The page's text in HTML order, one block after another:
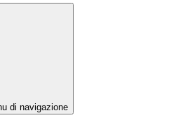
di navigazione